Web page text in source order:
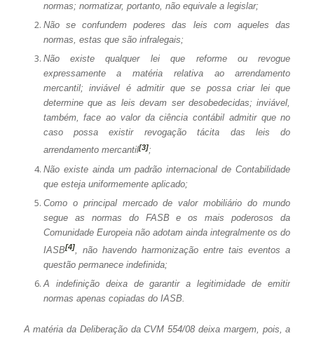
normas; normatizar, portanto, não equivale a legislar;
Não se confundem poderes das leis com aqueles das
normas, estas que são infralegais;
Não existe qualquer lei que reforme ou revogue
expressamente a matéria relativa ao arrendamento
mercantil; inviável é admitir que se possa criar lei que
determine que as leis devam ser desobedecidas; inviável,
também, face ao valor da ciência contábil admitir que no
caso possa existir revogação tácita das leis do
arrendamento mercantil[3];
Não existe ainda um padrão internacional de Contabilidade
que esteja uniformemente aplicado;
Como o principal mercado de valor mobiliário do mundo
segue as normas do FASB e os mais poderosos da
Comunidade Europeia não adotam ainda integralmente os do
IASB[4], não havendo harmonização entre tais eventos a
questão permanece indefinida;
A indefinição deixa de garantir a legitimidade de emitir
normas apenas copiadas do IASB.
A matéria da Deliberação da CVM 554/08 deixa margem, pois, a